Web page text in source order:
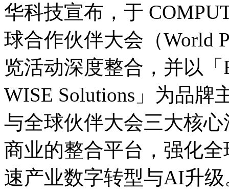
华科技宣布，于
球合作伙伴大会（World
览活动深度整合，并以「
WISE Solutions」为品牌
与全球伙伴大会三大核
商业的整合平台，强化
速产业数字转型与AI升级